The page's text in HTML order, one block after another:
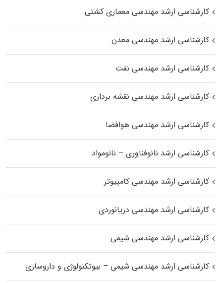
کارشناسی ارشد مهندسی معماری کشتی
کارشناسی ارشد مهندسی معدن
کارشناسی ارشد مهندسی نفت
کارشناسی ارشد مهندسی نقشه برداری
کارشناسی ارشد مهندسی هوافضا
کارشناسی ارشد نانوفناوری – نانومواد
کارشناسی ارشد مهندسی کامپیوتر
کارشناسی ارشد مهندسی دریانوردی
کارشناسی ارشد مهندسی شیمی
کارشناسی ارشد مهندسی شیمی – بیوتکنولوژی و داروسازی